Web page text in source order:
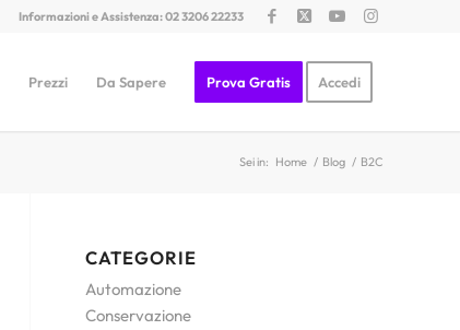
Informazioni e Assistenza: 02 3206 22233
Prezzi Da Sapere Prova Gratis Accedi
Sei in: Home / Blog / B2C
CATEGORIE
Automazione
Conservazione